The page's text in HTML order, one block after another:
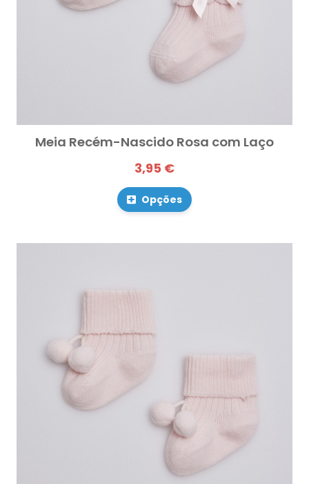
Meia Recém-Nascido Rosa com Laço
3,95 €
Opções